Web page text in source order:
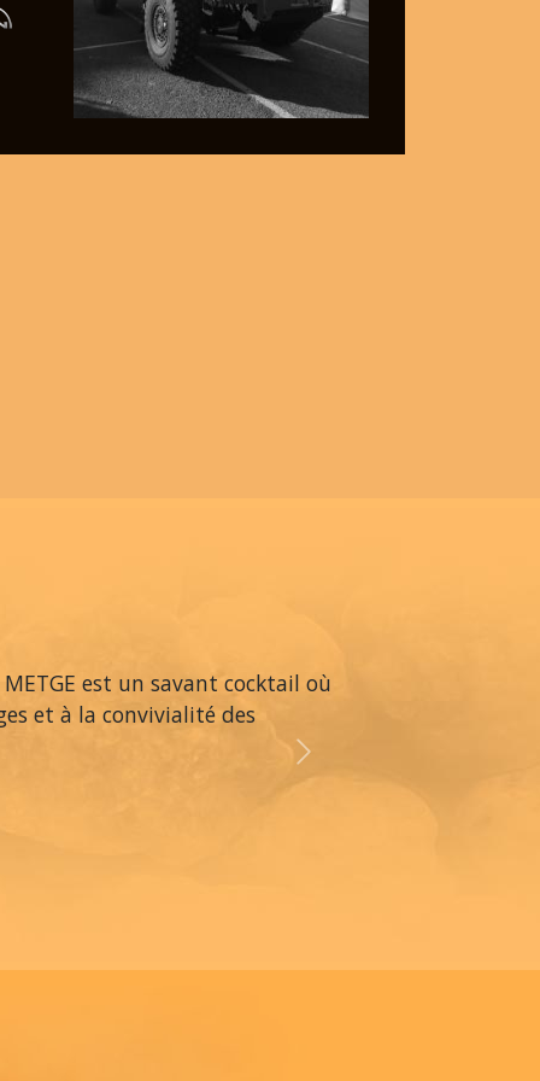
METGE est un savant cocktail où
et à la convivialité des
Next